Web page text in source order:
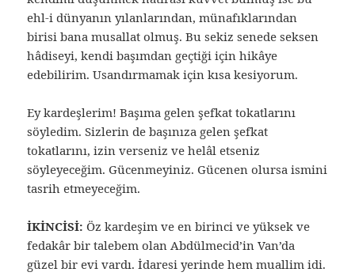
ehl-i dünyanın yılanlarından, münafıklarından
birisi bana musallat olmuş. Bu sekiz senede seksen
hâdiseyi, kendi başımdan geçtiği için hikâye
edebilirim. Usandırmamak için kısa kesiyorum.
Ey kardeşlerim! Başıma gelen şefkat tokatlarını
söyledim. Sizlerin de başınıza gelen şefkat
tokatlarını, izin verseniz ve helâl etseniz
söyleyeceğim. Gücenmeyiniz. Gücenen olursa ismini
tasrih etmeyeceğim.
İKİNCİSİ: Öz kardeşim ve en birinci ve yüksek ve
fedakâr bir talebem olan Abdülmecid’in Van’da
güzel bir evi vardı. İdaresi yerinde hem muallim idi.